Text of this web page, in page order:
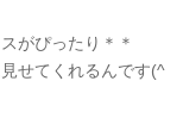
がぴったり＊＊
せてくれるんです(^